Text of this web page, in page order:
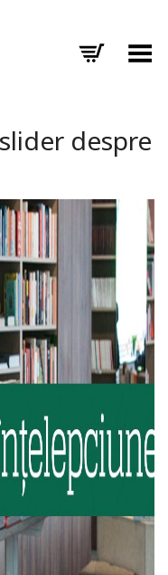
Toggle Menu
despre